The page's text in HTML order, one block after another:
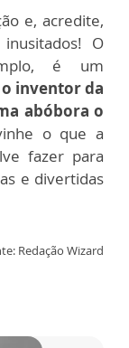
e, acredite,
O
é um
inventor da
abóbora o
o que a
fazer para
e divertidas
Redação Wizard